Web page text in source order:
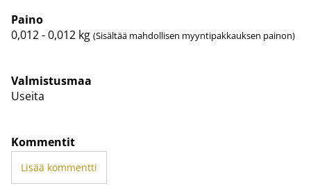
Paino
0,012 - 0,012 kg (Sisältää mahdollisen myyntipakkauksen painon)
Valmistusmaa
Useita
Kommentit
Lisää kommentti